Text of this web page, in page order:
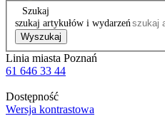
Szukaj
szukaj artykułów i wydarzeń
Wyszukaj
Linia miasta Poznań
61 646 33 44
Dostępność
Wersja kontrastowa